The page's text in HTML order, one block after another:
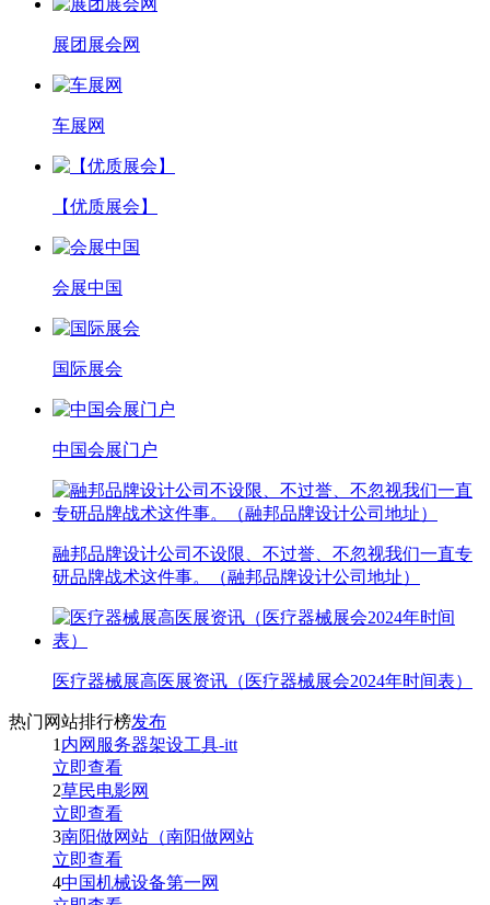
展团展会网
车展网
【优质展会】
会展中国
国际展会
中国会展门户
融邦品牌设计公司不设限、不过誉、不忽视我们一直专
研品牌战术这件事。（融邦品牌设计公司地址）
医疗器械展高医展资讯（医疗器械展会2024年时间表）
热门网站排行榜发布
1 内网服务器架设工具-itt
立即查看
2草民电影网
立即查看
3南阳做网站（南阳做网站
立即查看
4中国机械设备第一网